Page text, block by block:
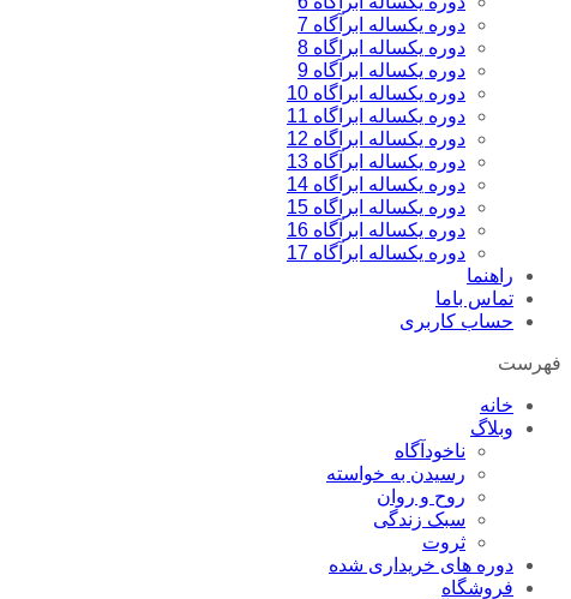
دوره یکساله ابرآگاه 7
دوره یکساله ابراگاه 8
دوره یکساله ابرآگاه 9
دوره یکساله ابراگاه 10
دوره یکساله ابراگاه 11
دوره یکساله ابراگاه 12
دوره یکساله ابرآگاه 13
دوره یکساله ابراگاه 14
دوره یکساله ابراگاه 15
دوره یکساله ابرآگاه 16
دوره یکساله ابرآگاه 17
راهنما
تماس باما
حساب کاربری
فهرست
خانه
وبلاگ
ناخودآگاه
رسیدن به خواسته
روح و روان
سبک زندگی
ثروت
دوره های خریداری شده
فروشگاه